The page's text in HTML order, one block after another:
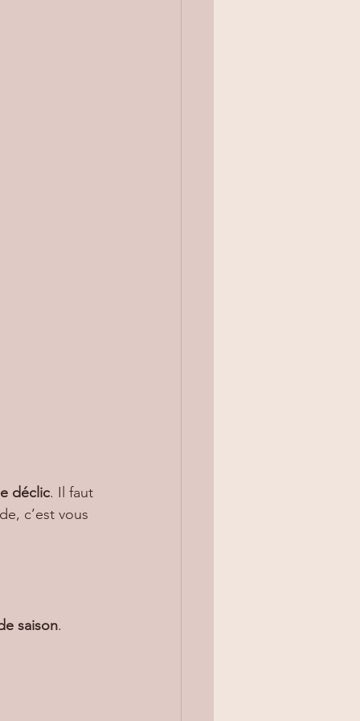
déclic. Il faut
c’est vous
saison.